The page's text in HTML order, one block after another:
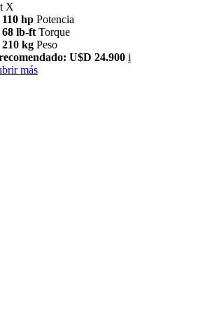
X
110 hp Potencia
68 lb-ft Torque
210 kg Peso
U$D 24.900 i
más